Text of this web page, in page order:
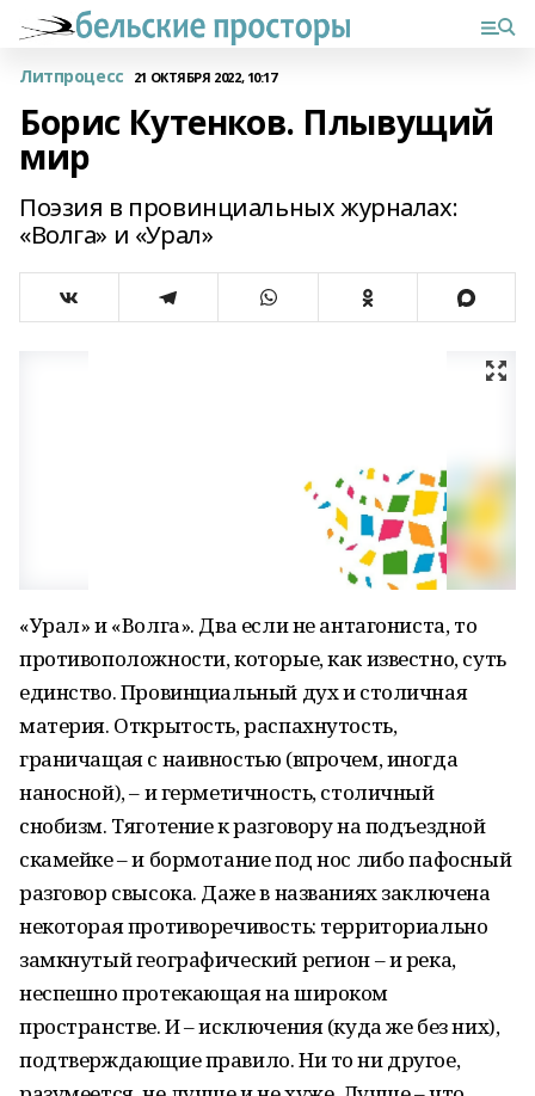
Литпроцесс 21 ОКТЯБРЯ 2022, 10:17
Борис Кутенков. Плывущий
мир
Поэзия в провинциальных журналах:
«Волга» и «Урал»
«Урал» и «Волга». Два если не антагониста, то
противоположности, которые, как известно, суть
единство. Провинциальный дух и столичная
материя. Открытость, распахнутость,
граничащая с наивностью (впрочем, иногда
наносной), – и герметичность, столичный
снобизм. Тяготение к разговору на подъездной
скамейке – и бормотание под нос либо пафосный
разговор свысока. Даже в названиях заключена
некоторая противоречивость: территориально
замкнутый географический регион – и река,
неспешно протекающая на широком
пространстве. И – исключения (куда же без них),
подтверждающие правило. Ни то ни другое,